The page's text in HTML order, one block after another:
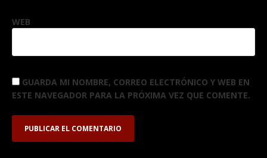
WEB
GUARDA MI NOMBRE, CORREO ELECTRÓNICO Y WEB EN
ESTE NAVEGADOR PARA LA PRÓXIMA VEZ QUE COMENTE.